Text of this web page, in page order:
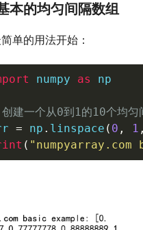
本的均匀间隔数组
单的用法开始：
numpy as np
建一个从0到1的10个均匀
= np . linspace ( 0 , 1 ,
(